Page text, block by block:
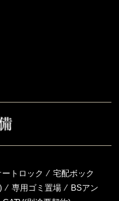
トロック ⁄ 宅配ボック
⁄ 専用ゴミ置場 ⁄ BSアン